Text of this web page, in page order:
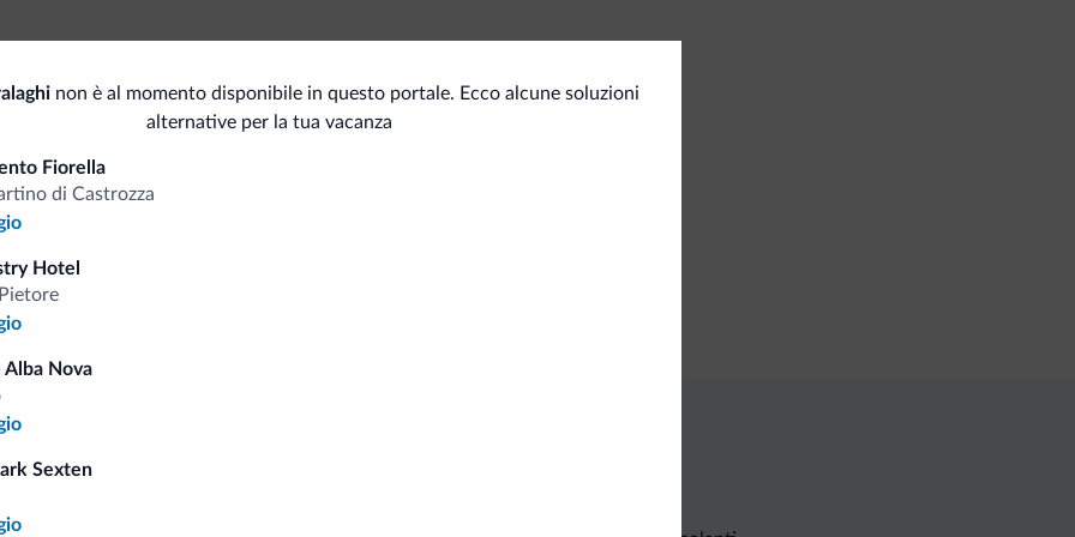
Animali ammessi
Sport e attività
Campo da golf
non è al momento disponibile in questo portale. Ecco alcune soluzioni
alternative per la tua vacanza
Fiorella
di Castrozza
Hotel
Alba Nova
Sexten